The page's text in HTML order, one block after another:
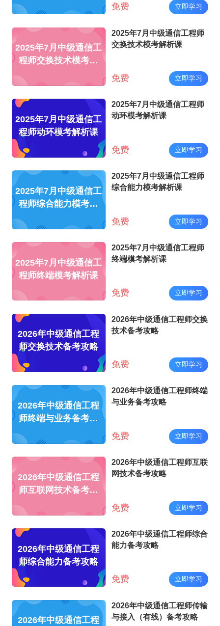
免费 立即学习
2025年7月中级通信工
程师交换技术模考解
2025年7月中级通信工程师
交换技术模考解析课
免费 立即学习
2025年7月中级通信工
程师动环模考解析课
2025年7月中级通信工程师
动环模考解析课
免费 立即学习
2025年7月中级通信工
程师综合能力模考解
2025年7月中级通信工程师
综合能力模考解析课
免费 立即学习
2025年7月中级通信工
程师终端模考解析课
2025年7月中级通信工程师
终端模考解析课
免费 立即学习
2026年中级通信工程
师交换技术备考攻略
2026年中级通信工程师交换
技术备考攻略
免费 立即学习
2026年中级通信工程
师终端与业务备考攻
2026年中级通信工程师终端
与业务备考攻略
免费 立即学习
2026年中级通信工程
师互联网技术备考攻
2026年中级通信工程师互联
网技术备考攻略
免费 立即学习
2026年中级通信工程
师综合能力备考攻略
2026年中级通信工程师综合
能力备考攻略
免费 立即学习
2026年中级通信工程
2026年中级通信工程师传输
与接入（有线）备考攻略